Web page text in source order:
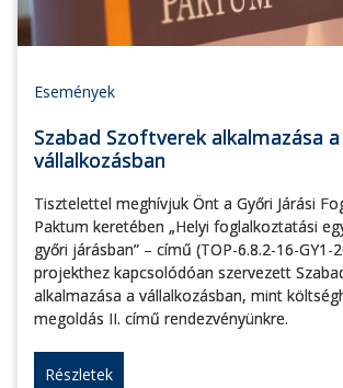
Események
Szabad Szoftverek alkalmazása a
vállalkozásban
Tisztelettel meghívjuk Önt a Győri Járási
Paktum keretében „Helyi foglalkoztatási
győri járásban” – című (TOP-6.8.2-16-GY1-
projekthez kapcsolódóan szervezett
alkalmazása a vállalkozásban, mint
megoldás II. című rendezvényünkre.
Részletek